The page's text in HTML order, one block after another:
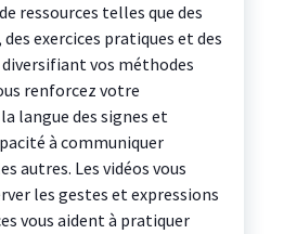
ressources telles que des
exercices pratiques et des
vos méthodes
renforcez votre
langue des signes et
à communiquer
autres. Les vidéos vous
les gestes et expressions
vous aident à pratiquer